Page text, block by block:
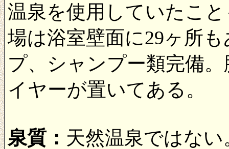
温泉を使用していたこ
場は浴室壁面に29ヶ所
プ、シャンプー類完備
イヤーが置いてある。
泉質： 天然温泉ではな